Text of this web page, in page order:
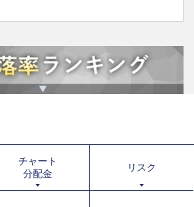
チャート
分配金
リスク